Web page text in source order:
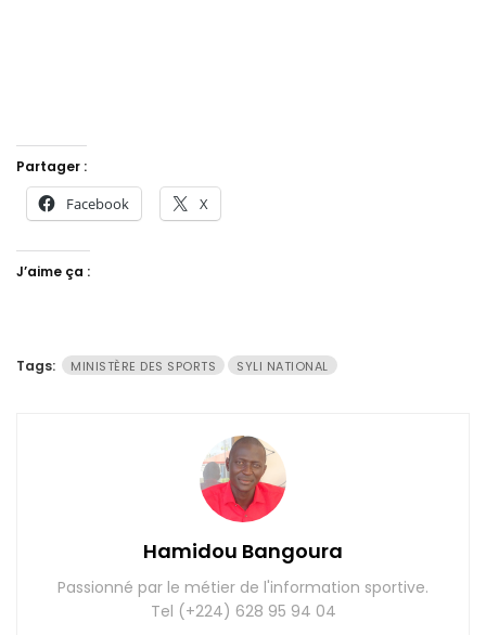
Partager :
Facebook X
J’aime ça :
Tags: MINISTÈRE DES SPORTS SYLI NATIONAL
Hamidou Bangoura
Passionné par le métier de l'information sportive.
Tel (+224) 628 95 94 04